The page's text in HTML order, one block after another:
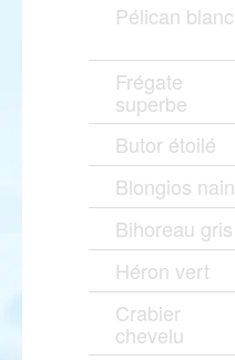
Pélican blanc
Frégate
superbe
Butor étoilé
Blongios nain
Bihoreau gris
Héron vert
Crabier
chevelu